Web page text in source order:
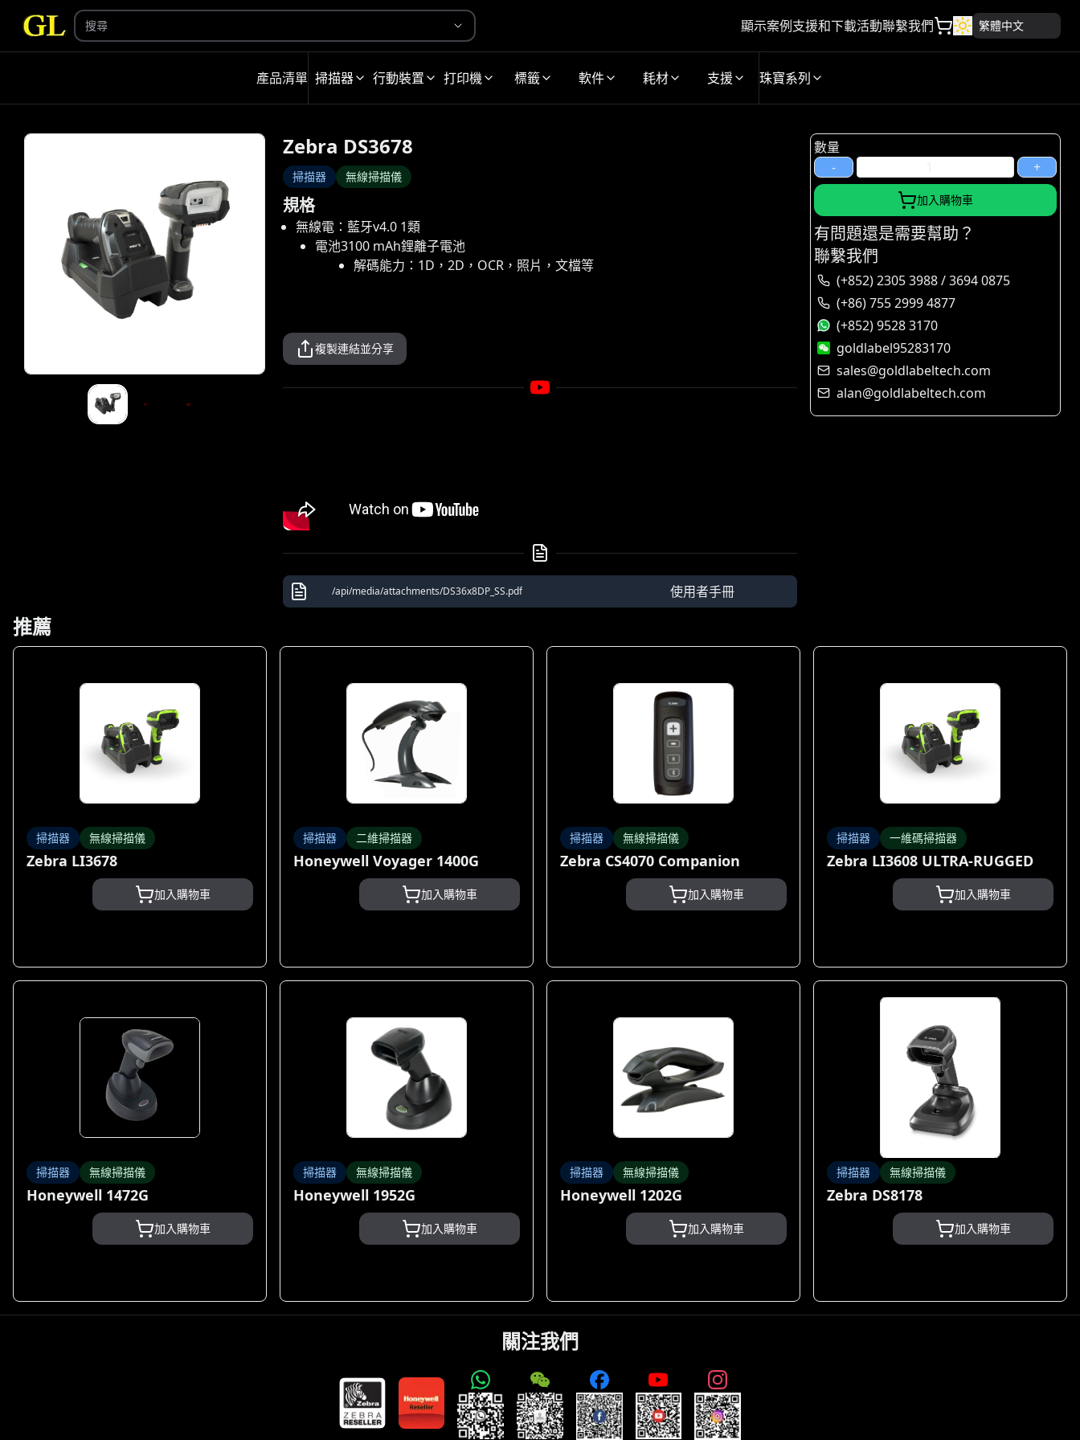
顯示案例支援和下載活動聯繫我們 繁體中文
產品清單 掃描器 行動裝置 打印機 標籤 軟件 耗材 支援 珠寶系列
Zebra DS3678
掃描器 無線掃描儀
規格
無線電：藍牙v4.0 1類
電池3100 mAh鋰離子電池
解碼能力：1D，2D，OCR，照片，文檔等
複製連結並分享
/api/media/attachments/DS36x8DP_SS.pdf 使用者手冊
數量
-
+
加入購物車
有問題還是需要幫助？
聯繫我們
(+852) 2305 3988 / 3694 0875
(+86) 755 2999 4877
(+852) 9528 3170
goldlabel95283170
sales@goldlabeltech.com
alan@goldlabeltech.com
推薦
掃描器 無線掃描儀
Zebra LI3678
加入購物車
掃描器 二維掃描器
Honeywell Voyager 1400G
加入購物車
掃描器 無線掃描儀
Zebra CS4070 Companion
加入購物車
掃描器 一維碼掃描器
Zebra LI3608 ULTRA-RUGGED
加入購物車
掃描器 無線掃描儀
Honeywell 1472G
加入購物車
掃描器 無線掃描儀
Honeywell 1952G
加入購物車
掃描器 無線掃描儀
Honeywell 1202G
加入購物車
掃描器 無線掃描儀
Zebra DS8178
加入購物車
關注我們